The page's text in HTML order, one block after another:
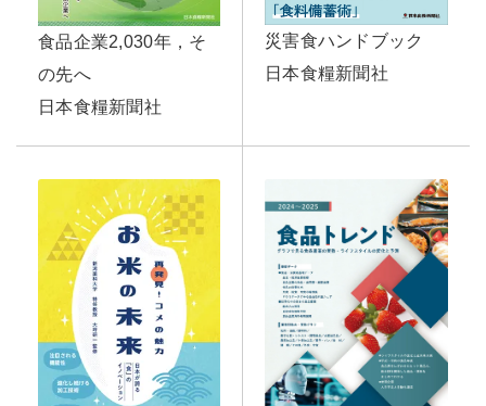
食品企業2,030年，そ
の先へ
日本食糧新聞社
災害食ハンドブック
日本食糧新聞社